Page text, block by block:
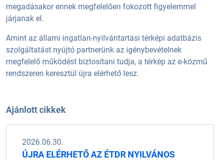
megadásakor ennek megfelelően fokozott figyelemmel
járjanak el.
Amint az állami ingatlan-nyilvántartási térképi adatbázis
szolgáltatást nyújtó partnerünk az igénybevételnek
megfelelő működést biztosítani tudja, a térkép az e-közmű
rendszeren keresztül újra elérhető lesz.
Ajánlott cikkek
2026.06.30.
ÚJRA ELÉRHETŐ AZ ÉTDR NYILVÁNOS